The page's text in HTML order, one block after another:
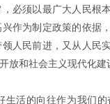
必须以最广大人民根
作为制定政策的依据
人民前进，又从人民
放和社会主义现代化建
生活的向往作为我们